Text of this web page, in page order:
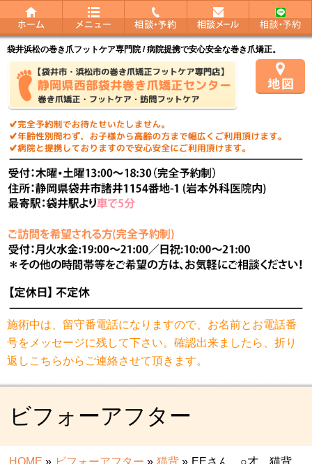
袋井浜松の巻き爪フットケア専門院 / 病院提携で安心安全な巻き爪矯正。
施術中は、留守番電話になりますので、お名前とお電話番
号をメッセージに残して下さい。確認出来ましたら、折り
返しこちらからご連絡させて頂きます。
ビフォーアフター